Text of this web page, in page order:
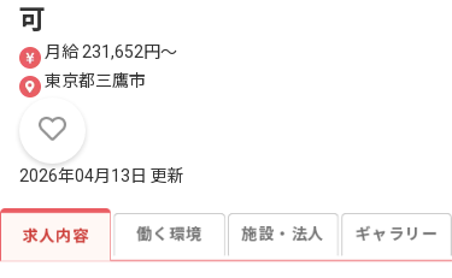
可
月給 231,652円〜
東京都三鷹市
2026年04月13日 更新
求人内容 働く環境 施設・法人 ギャラリー